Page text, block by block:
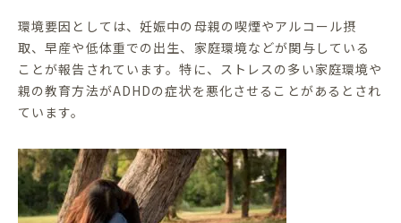
環境要因としては、妊娠中の母親の喫煙やアルコール摂
取、早産や低体重での出生、家庭環境などが関与している
ことが報告されています。特に、ストレスの多い家庭環境や
親の教育方法がADHDの症状を悪化させることがあるとされ
ています。